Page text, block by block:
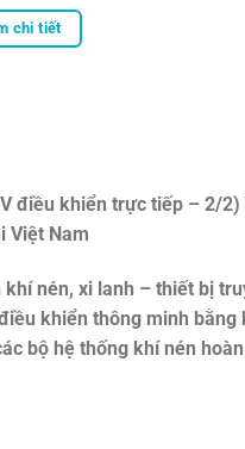
chi tiết
điều khiển trực tiếp – 2/2)
Việt Nam
nén, xi lanh – thiết bị
khiển thông minh bằng
bộ hệ thống khí nén